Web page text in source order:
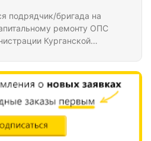
подрядчик/бригада на
ремонту ОПС
Курганской
+ РИПы, КДЛ и т.д. Проект
работ - 26-27 ноября,